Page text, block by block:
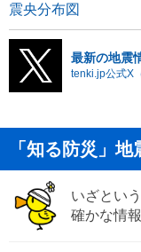
震央分布図
最新の地震
tenki.jp公式X
「知る防災」地
いざとい
確かな情